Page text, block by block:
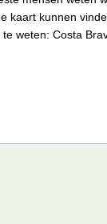
kaart kunnen
te weten: Costa